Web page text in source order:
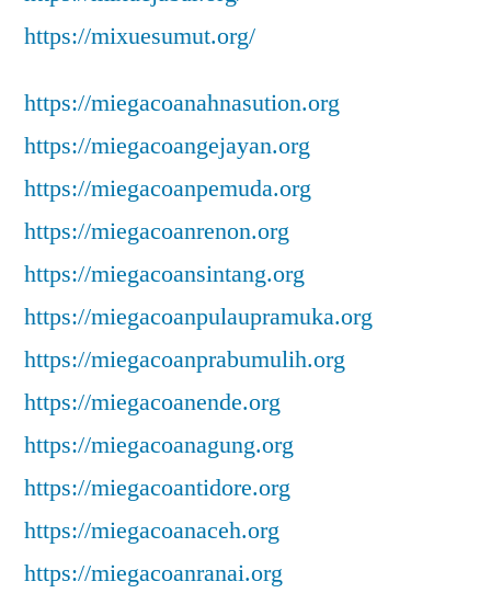
https://mixuesumut.org/
https://miegacoanahnasution.org
https://miegacoangejayan.org
https://miegacoanpemuda.org
https://miegacoanrenon.org
https://miegacoansintang.org
https://miegacoanpulaupramuka.org
https://miegacoanprabumulih.org
https://miegacoanende.org
https://miegacoanagung.org
https://miegacoantidore.org
https://miegacoanaceh.org
https://miegacoanranai.org